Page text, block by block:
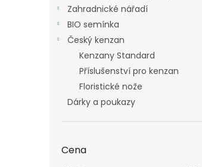
Zahradnické nářadí
BIO semínka
Český kenzan
Kenzany Standard
Příslušenství pro kenzan
Floristické nože
Dárky a poukazy
Cena